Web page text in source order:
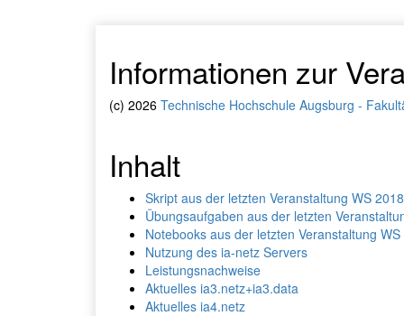
Informationen zur
(c) 2026 Technische Hochschule Augsburg -
Inhalt
Skript aus der letzten Veranstaltung WS
Übungsaufgaben aus der letzten
Notebooks aus der letzten Veranstaltung
Nutzung des ia-netz Servers
Leistungsnachweise
Aktuelles ia3.netz+ia3.data
Aktuelles ia4.netz